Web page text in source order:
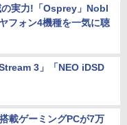
の実力!「Osprey」Nobl
フォン4機種を一気に聴
3」「NEO iDSD
載ゲーミングPCが7万